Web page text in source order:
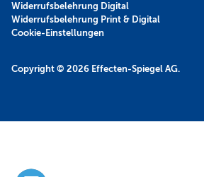
Copyright © 2026 Effecten-Spiegel AG.
Widerrufsbelehrung Digital
Widerrufsbelehrung Print & Digital
Cookie-Einstellungen